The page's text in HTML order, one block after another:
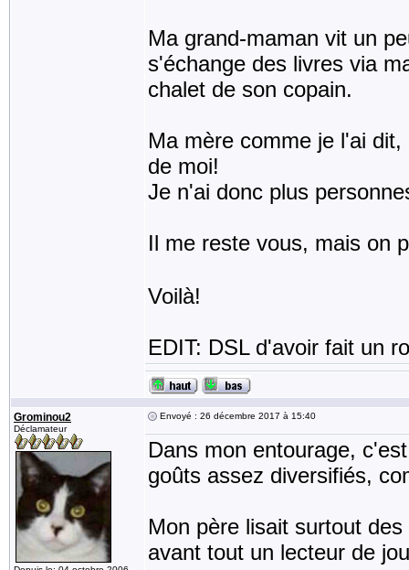
Ma grand-maman vit un
s'échange des livres via
chalet de son copain.
Ma mère comme je l'ai
de moi!
Je n'ai donc plus
Il me reste vous, mais on
Voilà!
EDIT: DSL d'avoir fait un
Grominou2
Déclamateur
Envoyé : 26 décembre 2017 à 15:40
Dans mon entourage,
goûts assez diversifiés,
Mon père lisait surtout
avant tout un lecteur de